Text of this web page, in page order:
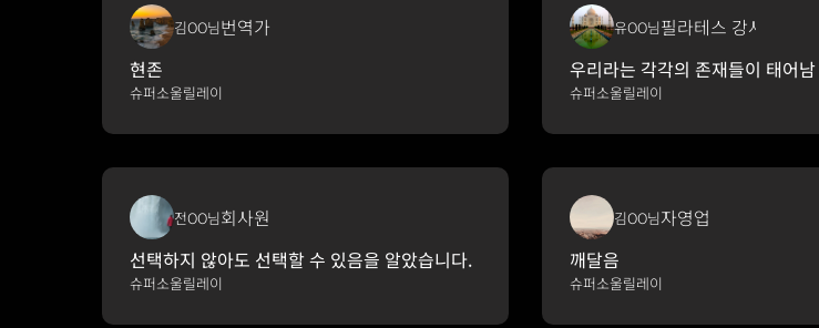
김OO님번역가
현존
슈퍼소울릴레이
유OO님필라테스 강사
우리라는 각각의 존재들이 태어남
슈퍼소울릴레이
전OO님회사원
선택하지 않아도 선택할 수 있음을 알았습니다.
슈퍼소울릴레이
김OO님자영업
깨달음
슈퍼소울릴레이